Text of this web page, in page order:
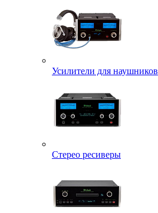
Усилители для наушников
Стерео ресиверы